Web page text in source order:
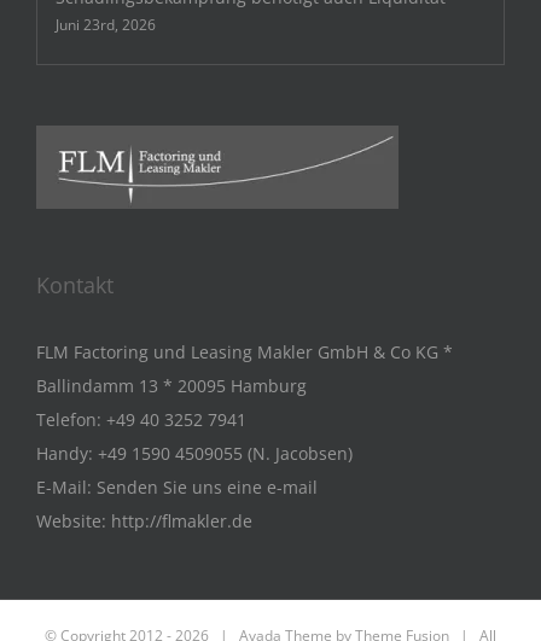
Juni 23rd, 2026
Kontakt
FLM Factoring und Leasing Makler GmbH & Co KG *
Ballindamm 13 * 20095 Hamburg
Telefon: +49 40 3252 7941
Handy: +49 1590 4509055 (N. Jacobsen)
E-Mail: Senden Sie uns eine e-mail
Website: http://flmakler.de
© Copyright 2012 -2026 | Avada Theme byTheme Fusion | All